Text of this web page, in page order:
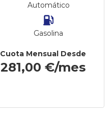
Automático
Gasolina
Cuota Mensual Desde
281,00 €/mes